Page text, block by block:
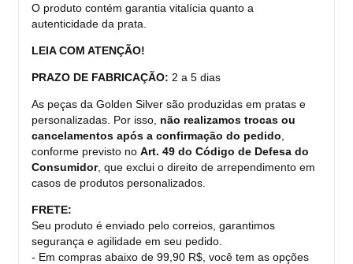
O produto contém garantia vitalícia quanto a
autenticidade da prata.
LEIA COM ATENÇÃO!
PRAZO DE FABRICAÇÃO: 2 a 5 dias
As peças da Golden Silver são produzidas em pratas e
personalizadas. Por isso, não realizamos trocas ou
cancelamentos após a confirmação do pedido
conforme previsto no Art. 49 do Código de Defesa do
Consumidor, que exclui o direito de arrependimento em
casos de produtos personalizados.
FRETE:
Seu produto é enviado pelo correios, garantimos
segurança e agilidade em seu pedido.
- Em compras abaixo de 99,90 R$, você tem as opções